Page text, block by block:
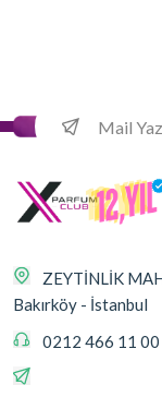
ZEYTİNLİK
Bakırköy - İstanbul
0212 466 11 00